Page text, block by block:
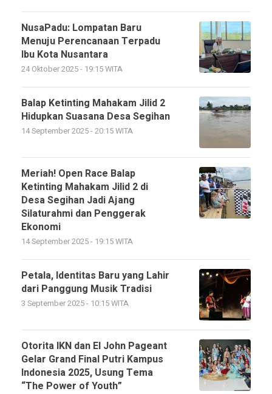
NusaPadu: Lompatan Baru
Menuju Perencanaan Terpadu
Ibu Kota Nusantara
24 Oktober 2025 - 19:15 WITA
Balap Ketinting Mahakam Jilid 2
Hidupkan Suasana Desa Segihan
14 September 2025 - 20:15 WITA
Meriah! Open Race Balap
Ketinting Mahakam Jilid 2 di
Desa Segihan Jadi Ajang
Silaturahmi dan Penggerak
Ekonomi
14 September 2025 - 19:15 WITA
Petala, Identitas Baru yang Lahir
dari Panggung Musik Tradisi
3 September 2025 - 10:15 WITA
Otorita IKN dan El John Pageant
Gelar Grand Final Putri Kampus
Indonesia 2025, Usung Tema
“The Power of Youth”